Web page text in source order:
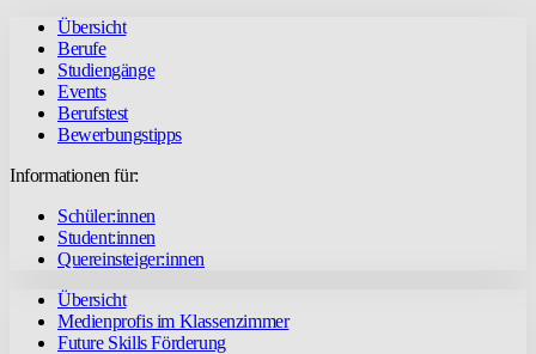
Übersicht
Berufe
Studiengänge
Events
Berufstest
Bewerbungstipps
Informationen für:
Schüler:innen
Student:innen
Quereinsteiger:innen
Übersicht
Medienprofis im Klassenzimmer
Future Skills Förderung